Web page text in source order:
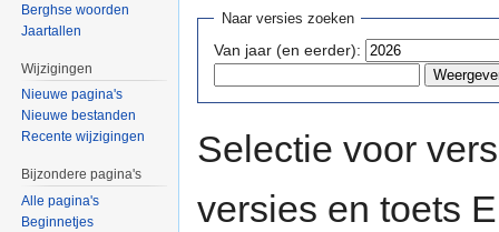
Naar versies zoeken
Van jaar (en eerder):
Selectie voor
versies en toets
Berghse woorden
Jaartallen
Wijzigingen
Nieuwe pagina's
Nieuwe bestanden
Recente wijzigingen
Bijzondere pagina's
Alle pagina's
Beginnetjes